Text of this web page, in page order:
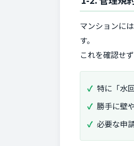
マンションに
す。
これを確認せ
特に「水
勝手に壁
必要な申